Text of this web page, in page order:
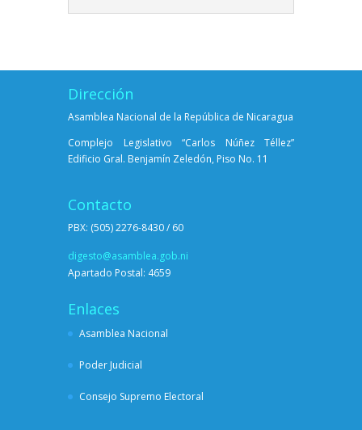
Dirección
Asamblea Nacional de la República de Nicaragua
Complejo Legislativo “Carlos Núñez Téllez”
Edificio Gral. Benjamín Zeledón, Piso No. 11
Contacto
PBX: (505) 2276-8430 / 60
digesto@asamblea.gob.ni
Apartado Postal: 4659
Enlaces
Asamblea Nacional
Poder Judicial
Consejo Supremo Electoral